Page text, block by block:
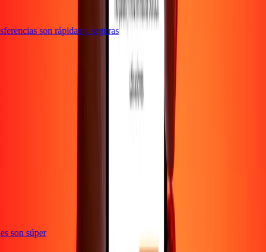
son rápidas y seguras
son súper